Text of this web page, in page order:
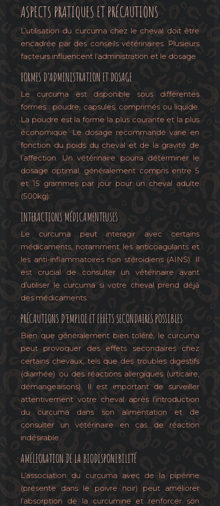
ASPECTS PRATIQUES ET PRÉCAUTIONS
L’utilisation du curcuma chez le cheval doit être
encadrée par des conseils vétérinaires. Plusieurs
facteurs influencent l’administration et le dosage.
FORMES D’ADMINISTRATION ET DOSAGE
Le curcuma est disponible sous différentes
formes : poudre, capsules, comprimés ou liquide.
La poudre est la forme la plus courante et la plus
économique. Le dosage recommandé varie en
fonction du poids du cheval et de la gravité de
l’affection. Un vétérinaire pourra déterminer le
dosage optimal, généralement compris entre 5
et 15 grammes par jour pour un cheval adulte
(500kg).
INTERACTIONS MÉDICAMENTEUSES
Le curcuma peut interagir avec certains
médicaments, notamment les anticoagulants et
les anti-inflammatoires non stéroïdiens (AINS). Il
est crucial de consulter un vétérinaire avant
d’utiliser le curcuma si votre cheval prend déjà
des médicaments.
PRÉCAUTIONS D’EMPLOI ET EFFETS SECONDAIRES POSSIBLES
Bien que généralement bien toléré, le curcuma
peut provoquer des effets secondaires chez
certains chevaux, tels que des troubles digestifs
(diarrhée) ou des réactions allergiques (urticaire,
démangeaisons). Il est important de surveiller
attentivement votre cheval après l’introduction
du curcuma dans son alimentation et de
consulter un vétérinaire en cas de réaction
indésirable.
AMÉLIORATION DE LA BIODISPONIBILITÉ
L’association du curcuma avec de la pipérine
(présente dans le poivre noir) peut améliorer
l’absorption de la curcumine et renforcer son